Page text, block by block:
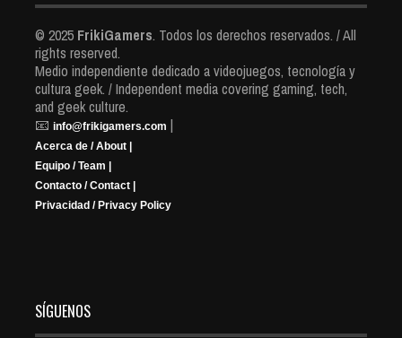
© 2025 FrikiGamers. Todos los derechos reservados. / All
rights reserved.
Medio independiente dedicado a videojuegos, tecnología y
cultura geek. / Independent media covering gaming, tech,
and geek culture.
📧 info@frikigamers.com |
Acerca de / About |
Equipo / Team |
Contacto / Contact |
Privacidad / Privacy Policy
SÍGUENOS